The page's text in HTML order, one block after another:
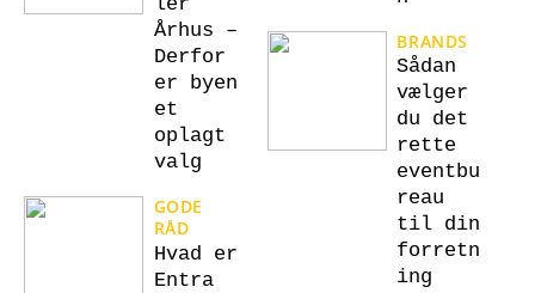
Århus –
Derfor
er byen
et
oplagt
valg
GODE
RÅD
Hvad er
Entra
BRANDS
Sådan
vælger
du det
rette
eventbu
reau
til din
forretn
ing